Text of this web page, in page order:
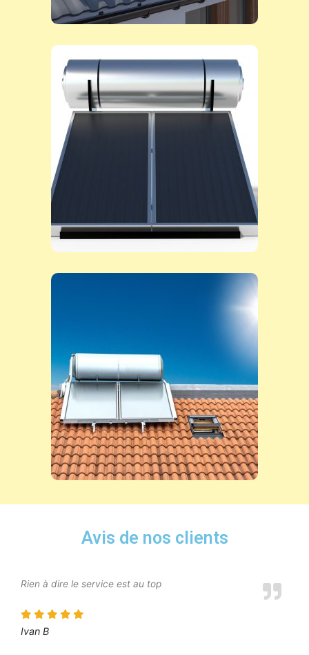
Avis de nos clients
Rien à dire le service est au top
Ivan B